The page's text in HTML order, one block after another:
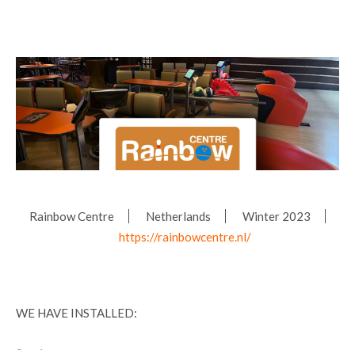
Rainbow Centre Netherlands
Winter 2023
https://rainbowcentre.nl/
WE HAVE INSTALLED: